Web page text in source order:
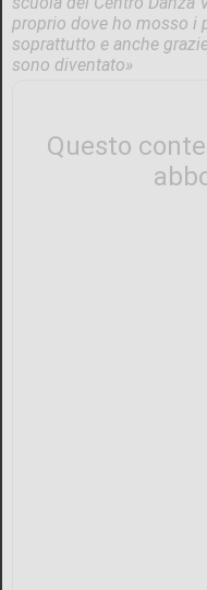
proprio dove ho mosso i
soprattutto e anche
sono diventato»
Questo